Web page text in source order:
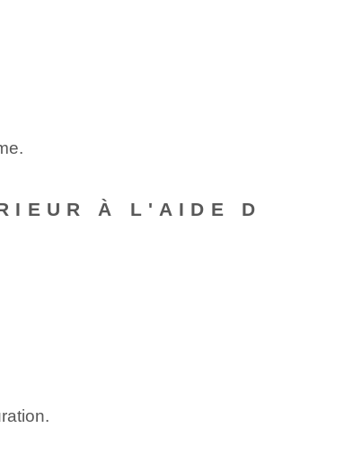
À L'AIDE D